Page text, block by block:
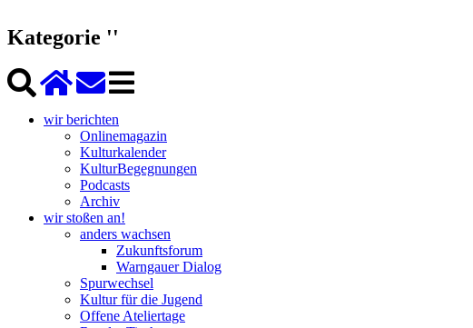
Kategorie ''
wir berichten
Onlinemagazin
Kulturkalender
KulturBegegnungen
Podcasts
Archiv
wir stoßen an!
anders wachsen
Zukunftsforum
Warngauer Dialog
Spurwechsel
Kultur für die Jugend
Offene Ateliertage